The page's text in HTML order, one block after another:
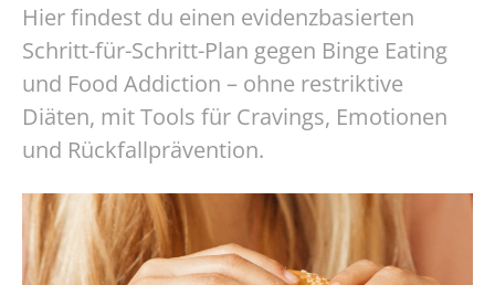
Hier findest du einen evidenzbasierten
Schritt-für-Schritt-Plan gegen Binge Eating
und Food Addiction – ohne restriktive
Diäten, mit Tools für Cravings, Emotionen
und Rückfallprävention.